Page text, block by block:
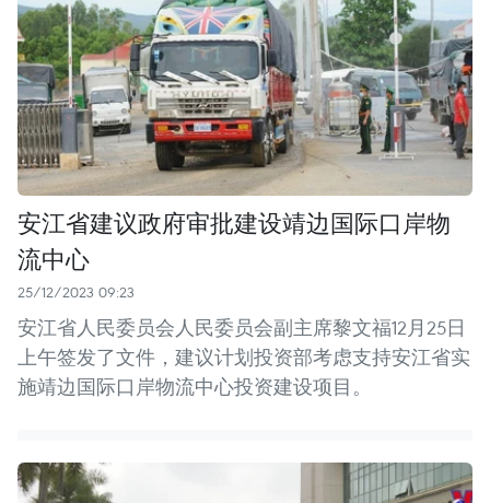
安江省建议政府审批建设靖边国际口岸物
流中心
25/12/2023 09:23
安江省人民委员会人民委员会副主席黎文福12月25日
上午签发了文件，建议计划投资部考虑支持安江省实
施靖边国际口岸物流中心投资建设项目。